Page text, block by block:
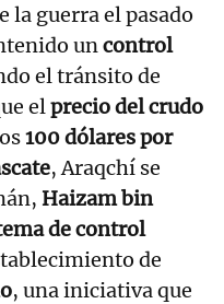
la guerra el pasado
uncontrol
el tránsito de
elprecio del crudo
100 dólares por
, Araqchí se
Haizam bin
de control
de
, una iniciativa que